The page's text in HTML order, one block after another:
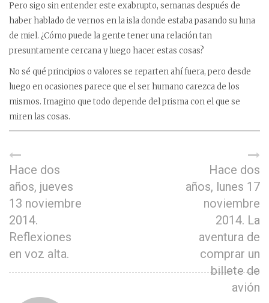
Pero sigo sin entender este exabrupto, semanas después de
haber hablado de vernos en la isla donde estaba pasando su luna
de miel. ¿Cómo puede la gente tener una relación tan
presuntamente cercana y luego hacer estas cosas?
No sé qué principios o valores se reparten ahí fuera, pero desde
luego en ocasiones parece que el ser humano carezca de los
mismos. Imagino que todo depende del prisma con el que se
miren las cosas.
Hace dos
años, jueves
13 noviembre
2014.
Reflexiones
en voz alta.
Hace dos
años, lunes 17
noviembre
2014. La
aventura de
comprar un
billete de
avión